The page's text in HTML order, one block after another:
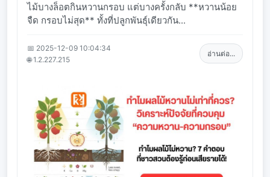
ไม้บางล็อตกินหวานกรอบ แต่บางครั้งกลับ **หวานน้อย
จืด กรอบไม่สุด** ทั้งที่ปลูกพันธุ์เดียวกัน...
📅 2025-12-09 10:04:34
🌐 1.2.227.215
อ่านต่อ...